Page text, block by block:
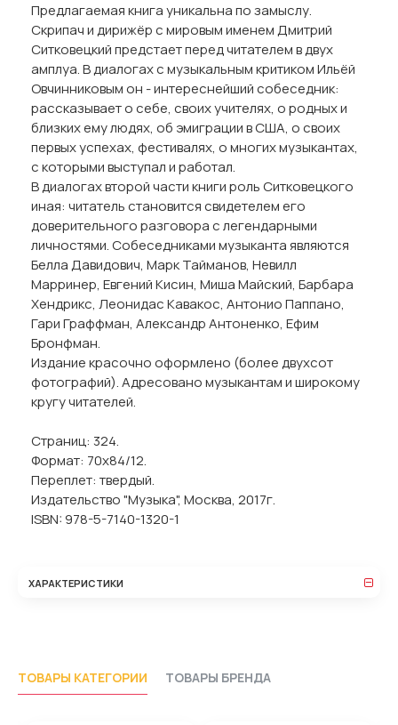
Предлагаемая книга уникальна по замыслу.
Скрипач и дирижёр с мировым именем Дмитрий
Ситковецкий предстает перед читателем в двух
амплуа. В диалогах с музыкальным критиком Ильёй
Овчинниковым он - интереснейший собеседник:
рассказывает о себе, своих учителях, о родных и
близких ему людях, об эмиграции в США, о своих
первых успехах, фестивалях, о многих музыкантах,
с которыми выступал и работал.
В диалогах второй части книги роль Ситковецкого
иная: читатель становится свидетелем его
доверительного разговора с легендарными
личностями. Собеседниками музыканта являются
Белла Давидович, Марк Тайманов, Невилл
Марринер, Евгений Кисин, Миша Майский, Барбара
Хендрикс, Леонидас Кавакос, Антонио Паппано,
Гари Граффман, Александр Антоненко, Ефим
Бронфман.
Издание красочно оформлено (более двухсот
фотографий). Адресовано музыкантам и широкому
кругу читателей.
Страниц: 324.
Формат: 70х84/12.
Переплет: твердый.
Издательство "Музыка", Москва, 2017г.
ISBN: 978-5-7140-1320-1
ХАРАКТЕРИСТИКИ
ТОВАРЫ КАТЕГОРИИ ТОВАРЫ БРЕНДА